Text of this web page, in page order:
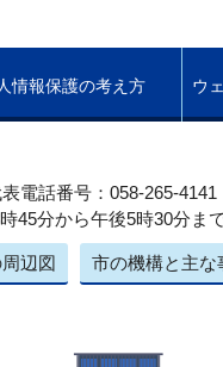
情報保護の考え方 ウ
電話番号：058-265-4141
分から午後5時30分ま
辺図 市の機構と主な